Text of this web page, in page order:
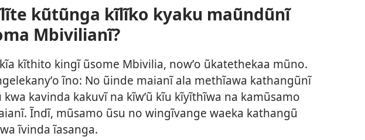
kũtũnga kĩlĩko kyaku maũndũnĩ
Mbivilianĩ?
kĩthito kingĩ ũsome Mbivilia, nowʼo ũkatethekaa mũno.
ĩno: No ũinde maianĩ ala methĩawa kathangũnĩ
kwa kavinda kakuvĩ na kĩwʼũ kĩu kĩyĩthĩwa na kamũsamo
Ĩndĩ, mũsamo ũsu no wingĩvange waeka kathangũ
ĩvinda ĩasanga.